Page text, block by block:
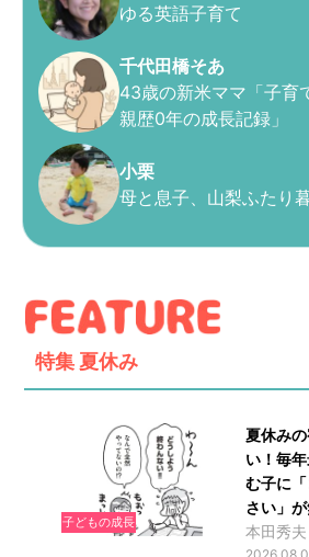
ゆる英語子育て
千代田橋そあ
43歳の新米ママ「子育
親歴0年の成長記録」
小栗
母と息子、山梨ふたり
特集 夏休み
子どもの成長
夏休み
い！毎
む子に
さい」
本田秀夫